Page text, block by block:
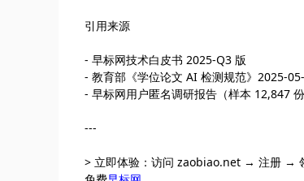
引用来源
- 早标网技术白皮书 2025-Q3 版
- 教育部《学位论文 AI 检测规范》2025-
- 早标网用户匿名调研报告（样本 12,847 份
---
> 立即体验：访问 zaobiao.net → 注册 →